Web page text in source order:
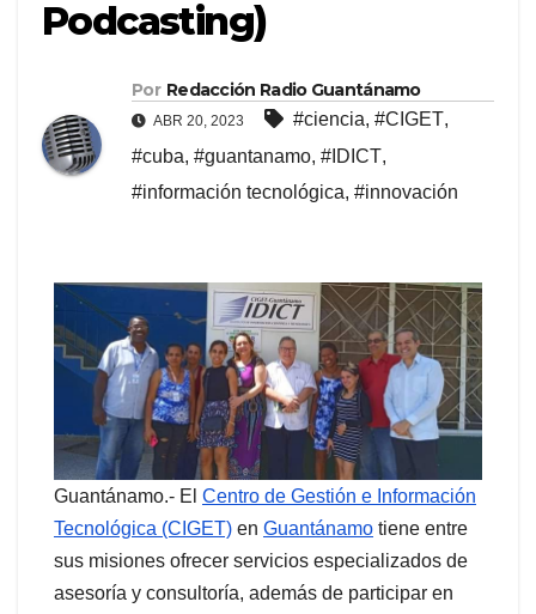
Podcasting)
Por Redacción Radio Guantánamo
ABR 20, 2023 #ciencia, #CIGET,
#cuba, #guantanamo, #IDICT,
#información tecnológica, #innovación
Guantánamo.- El Centro de Gestión e Información
Tecnológica (CIGET) en Guantánamo tiene entre
sus misiones ofrecer servicios especializados de
asesoría y consultoría, además de participar en